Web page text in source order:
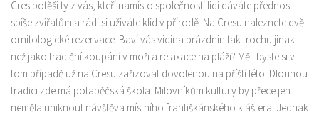
Cres potěší ty z vás, kteří namísto společnosti lidí dáváte přednost
spíše zvířatům a rádi si užíváte klid v přírodě. Na Cresu naleznete dvě
ornitologické rezervace. Baví vás vidina prázdnin tak trochu jinak
než jako tradiční koupání v moři a relaxace na pláži? Měli byste si v
tom případě už na Cresu zařizovat dovolenou na příští léto. Dlouhou
tradici zde má potapěčská škola. Milovníkům kultury by přece jen
neměla uniknout návštěva místního františkánského kláštera. Jednak